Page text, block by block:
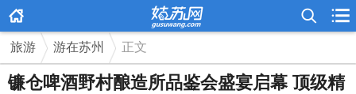
  
旅游 游在苏州 正文
镰仓啤酒野村酿造所品鉴会盛宴启幕 顶级精